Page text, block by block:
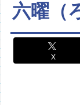
六曜（
X